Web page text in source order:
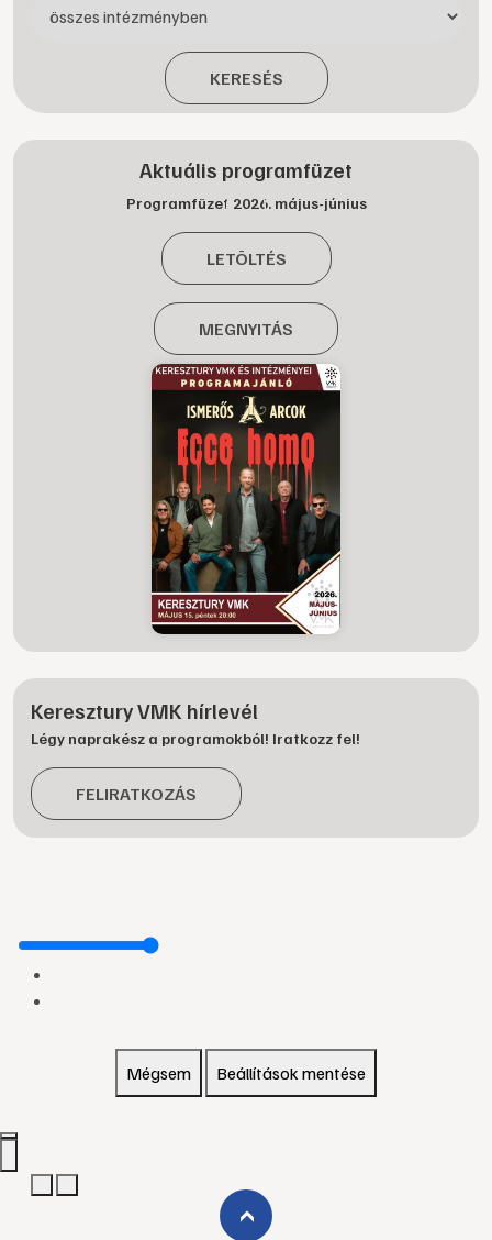
KERESÉS
Aktuális programfüzet
Programfüzet 2026. május-június
LETÖLTÉS
MEGNYITÁS
Keresztury VMK hírlevél
Légy naprakész a programokból! Iratkozz fel!
FELIRATKOZÁS
Mégsem Beállítások mentése
›